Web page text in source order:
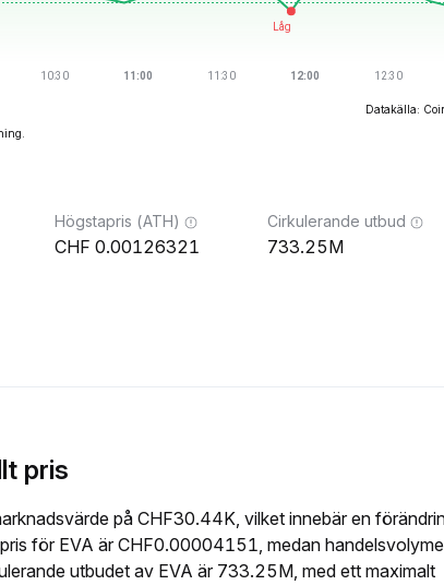
Datakälla:
Högstapris (ATH)
0.00126321
Cirkulerande utbud
733.25M
pris
på CHF30.44K, vilket innebär en
för EVA är CHF0.00004151, medan
utbudet av EVA är 733.25M, med ett maximalt